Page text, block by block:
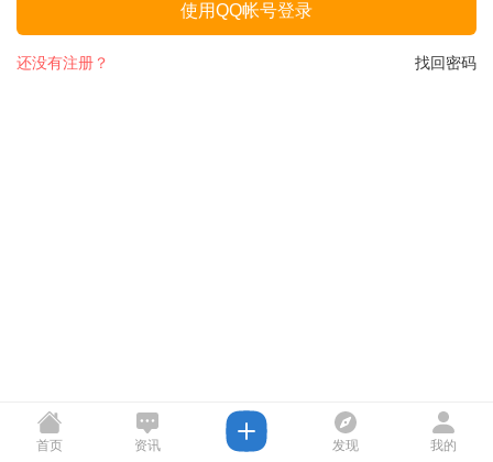
使用QQ帐号登录
找回密码
还没有注册？
首页 资讯 发现 我的